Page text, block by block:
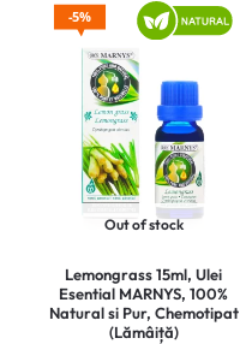
Out of stock
5%
Lemongrass 15ml, Ulei
Esential MARNYS, 100%
Natural si Pur, Chemotipat
(Lămâiță)